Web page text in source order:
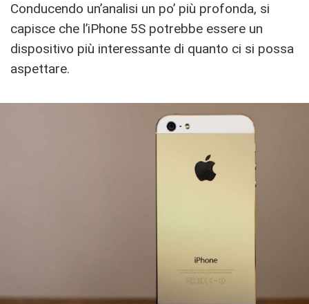
Conducendo un’analisi un po’ più profonda, si
capisce che l’iPhone 5S potrebbe essere un
dispositivo più interessante di quanto ci si possa
aspettare.